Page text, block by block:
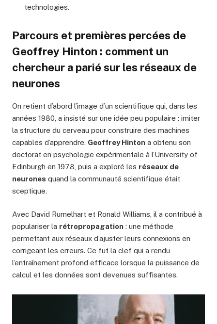
technologies.
Parcours et premières percées de
Geoffrey Hinton : comment un
chercheur a parié sur les réseaux de
neurones
On retient d’abord l’image d’un scientifique qui, dans les
années 1980, a insisté sur une idée peu populaire : imiter
la structure du cerveau pour construire des machines
capables d’apprendre. Geoffrey Hinton a obtenu son
doctorat en psychologie expérimentale à l’University of
Edinburgh en 1978, puis a exploré les réseaux de
neurones quand la communauté scientifique était
sceptique.
Avec David Rumelhart et Ronald Williams, il a contribué à
populariser la rétropropagation : une méthode
permettant aux réseaux d’ajuster leurs connexions en
corrigeant les erreurs. Ce fut la clef qui a rendu
l’entraînement profond efficace lorsque la puissance de
calcul et les données sont devenues suffisantes.